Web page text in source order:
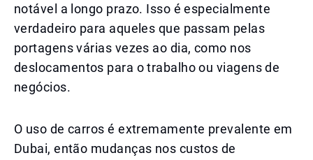
notável a longo prazo. Isso é especialmente
verdadeiro para aqueles que passam pelas
portagens várias vezes ao dia, como nos
deslocamentos para o trabalho ou viagens de
negócios.
O uso de carros é extremamente prevalente em
Dubai, então mudanças nos custos de